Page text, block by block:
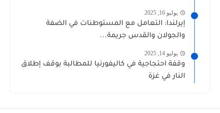
يوليو 16, 2025
إيرلندا: التعامل مع المستوطنات في الضفة
والجولان والقدس جريمة...
يوليو 14, 2025
وقفة احتجاجية في كاليفورنيا للمطالبة بوقف إطلاق
النار في غزة